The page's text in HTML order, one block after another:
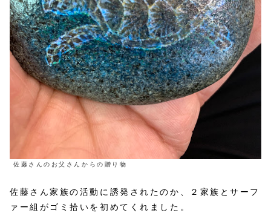
佐藤さんのお父さんからの贈り物
佐藤さん家族の活動に誘発されたのか、２家族とサーフ
ァー組がゴミ拾いを初めてくれました。